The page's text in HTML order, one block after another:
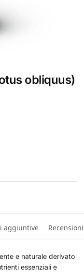
obliquus)
aggiuntive Recensioni
e naturale derivato
essenziali e